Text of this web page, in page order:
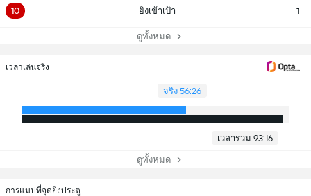
10 ยิงเข้าเป้า 1
ดูทั้งหมด
เวลาเล่นจริง
จริง 56:26
เวลารวม 93:16
ดูทั้งหมด
การแมปที่จุดยิงประตู